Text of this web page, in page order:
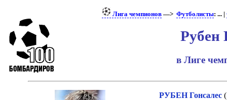
Лига чемпионов—> Футболисты: ... |
Рубен
в Лиге
РУБЕН Гонсалес(